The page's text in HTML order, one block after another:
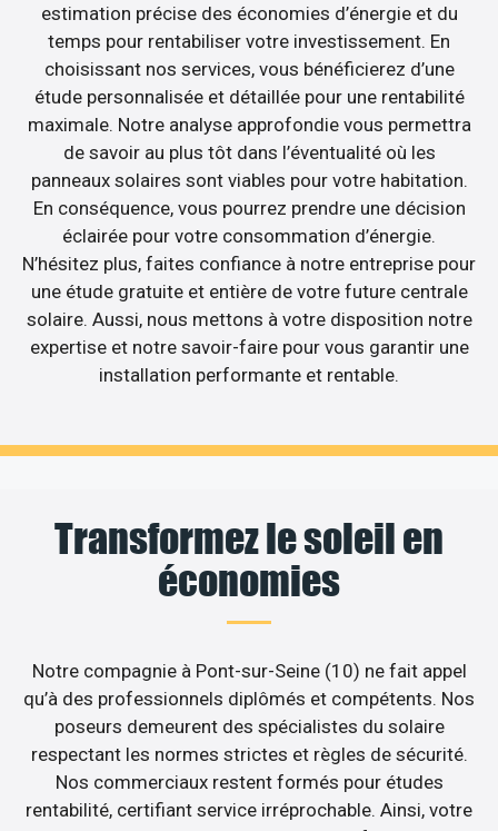
estimation précise des économies d’énergie et du
temps pour rentabiliser votre investissement. En
choisissant nos services, vous bénéficierez d’une
étude personnalisée et détaillée pour une rentabilité
maximale. Notre analyse approfondie vous permettra
de savoir au plus tôt dans l’éventualité où les
panneaux solaires sont viables pour votre habitation.
En conséquence, vous pourrez prendre une décision
éclairée pour votre consommation d’énergie.
N’hésitez plus, faites confiance à notre entreprise pour
une étude gratuite et entière de votre future centrale
solaire. Aussi, nous mettons à votre disposition notre
expertise et notre savoir-faire pour vous garantir une
installation performante et rentable.
Transformez le soleil en
économies
Notre compagnie à Pont-sur-Seine (10) ne fait appel
qu’à des professionnels diplômés et compétents. Nos
poseurs demeurent des spécialistes du solaire
respectant les normes strictes et règles de sécurité.
Nos commerciaux restent formés pour études
rentabilité, certifiant service irréprochable. Ainsi, votre